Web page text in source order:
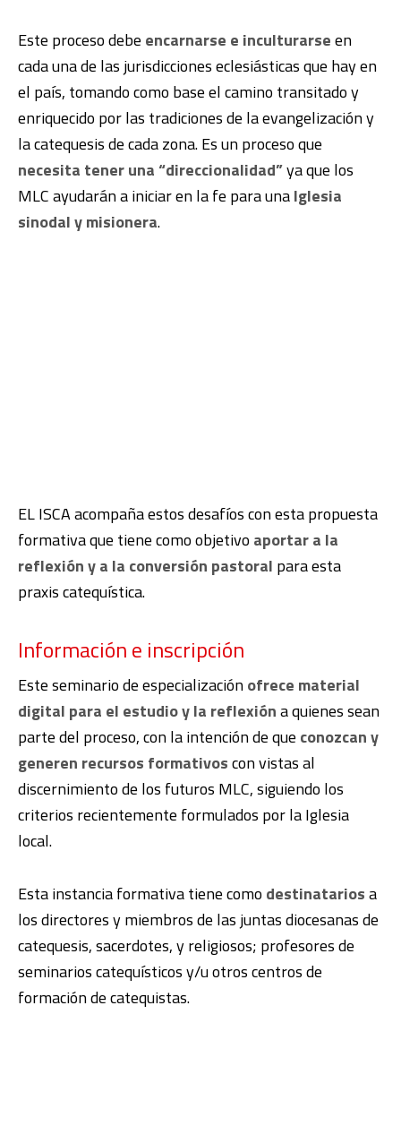
Este proceso debe encarnarse e inculturarseen
cada una de las jurisdicciones eclesiásticas que hay en
el país, tomando como base el camino transitado y
enriquecido por las tradiciones de la evangelización y
la catequesis de cada zona. Es un proceso que
necesita tener una “direccionalidad”ya que los
MLC ayudarán a iniciar en la fe para unaIglesia
sinodal y misionera.
EL ISCA acompaña estos desafíos con esta propuesta
formativa que tiene como objetivo aportar a la
reflexión y a la conversión pastoral para esta
praxis catequística.
Información e inscripción
Este seminario de especializaciónofrece material
digital para el estudio y la reflexióna quienes sean
parte del proceso, con la intención de que conozcan y
generen recursos formativoscon vistas al
discernimiento de los futuros MLC, siguiendo los
criterios recientemente formulados por la Iglesia
local.
Esta instancia formativa tiene como destinatariosa
los directores y miembros de las juntas diocesanas de
catequesis, sacerdotes, y religiosos; profesores de
seminarios catequísticos y/u otros centros de
formación de catequistas.